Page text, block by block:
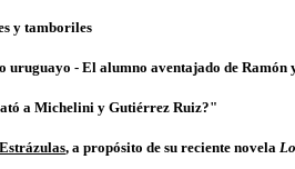
y tamboriles
uruguayo - El alumno aventajado de Ramón
a Michelini y Gutiérrez Ruiz?"
, a propósito de su reciente novela